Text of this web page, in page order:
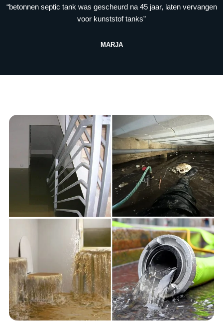
“betonnen septic tank was gescheurd na 45 jaar, laten vervangen
voor kunststof tanks”
MARJA